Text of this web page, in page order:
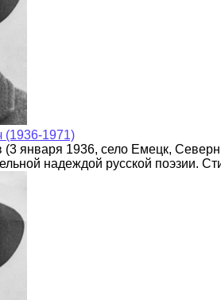
(1936-1971)
января 1936, село Емецк,
надеждой русской поэзии.